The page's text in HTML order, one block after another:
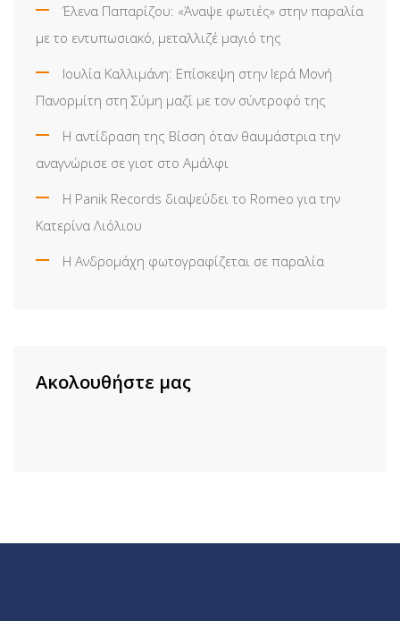
Έλενα Παπαρίζου: «Άναψε φωτιές» στην παραλία
με το εντυπωσιακό, μεταλλιζέ μαγιό της
Ιουλία Καλλιμάνη: Επίσκεψη στην Ιερά Μονή
Πανορμίτη στη Σύμη μαζί με τον σύντροφό της
Η αντίδραση της Βίσση όταν θαυμάστρια την
αναγνώρισε σε γιοτ στο Αμάλφι
Η Panik Records διαψεύδει το Romeo για την
Κατερίνα Λιόλιου
Η Ανδρομάχη φωτογραφίζεται σε παραλία
Ακολουθήστε μας